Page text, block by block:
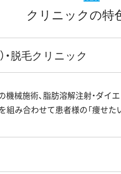
クリニックの特
・脱毛クリニック
機械施術、脂肪溶解注射・ダイ
み合わせて患者様の「痩せたい